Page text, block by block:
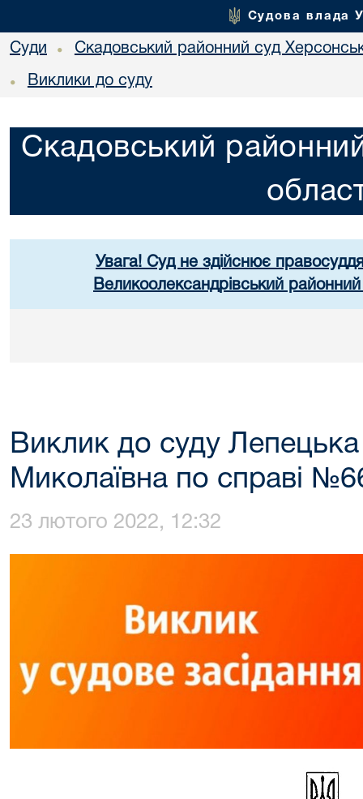
Судова влада
Суди • Скадовський районний суд
• Виклики до суду
Скадовський
Увага! Суд не здійснює
Великоолександрівський
Виклик до суду
Миколаївна по справі
23 лютого 2022, 12:32